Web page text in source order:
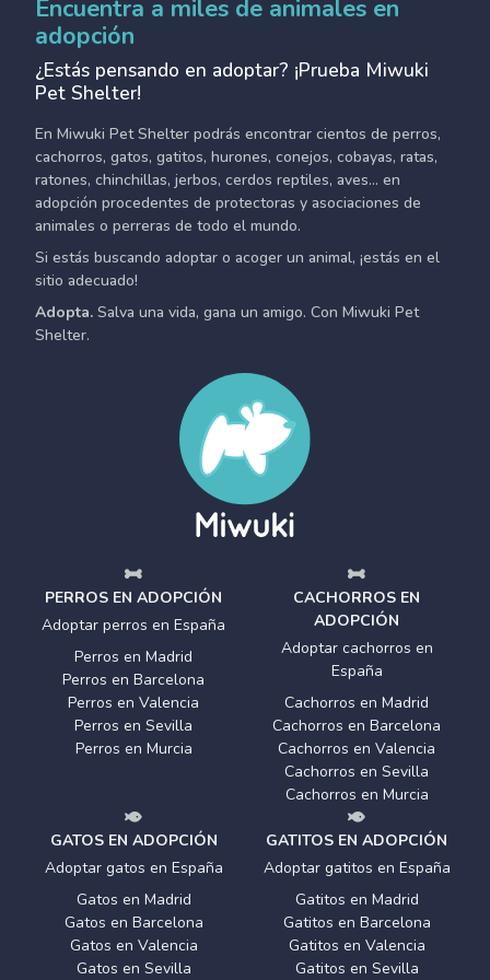
Encuentra a miles de animales en
adopción
¿Estás pensando en adoptar? ¡Prueba Miwuki
Pet Shelter!
En Miwuki Pet Shelter podrás encontrar cientos de perros,
cachorros, gatos, gatitos, hurones, conejos, cobayas, ratas,
ratones, chinchillas, jerbos, cerdos reptiles, aves... en
adopción procedentes de protectoras y asociaciones de
animales o perreras de todo el mundo.
Si estás buscando adoptar o acoger un animal, ¡estás en el
sitio adecuado!
Adopta. Salva una vida, gana un amigo. Con Miwuki Pet
Shelter.
PERROS EN ADOPCIÓN
Adoptar perros en España
Perros en Madrid
Perros en Barcelona
Perros en Valencia
Perros en Sevilla
Perros en Murcia
CACHORROS EN
ADOPCIÓN
Adoptar cachorros en
España
Cachorros en Madrid
Cachorros en Barcelona
Cachorros en Valencia
Cachorros en Sevilla
Cachorros en Murcia
GATOS EN ADOPCIÓN
Adoptar gatos en España
Gatos en Madrid
Gatos en Barcelona
Gatos en Valencia
Gatos en Sevilla
GATITOS EN ADOPCIÓN
Adoptar gatitos en España
Gatitos en Madrid
Gatitos en Barcelona
Gatitos en Valencia
Gatitos en Sevilla